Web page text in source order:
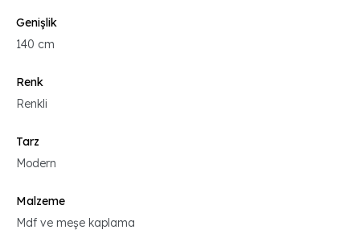
Genişlik
140 cm
Renk
Renkli
Tarz
Modern
Malzeme
Mdf ve meşe kaplama